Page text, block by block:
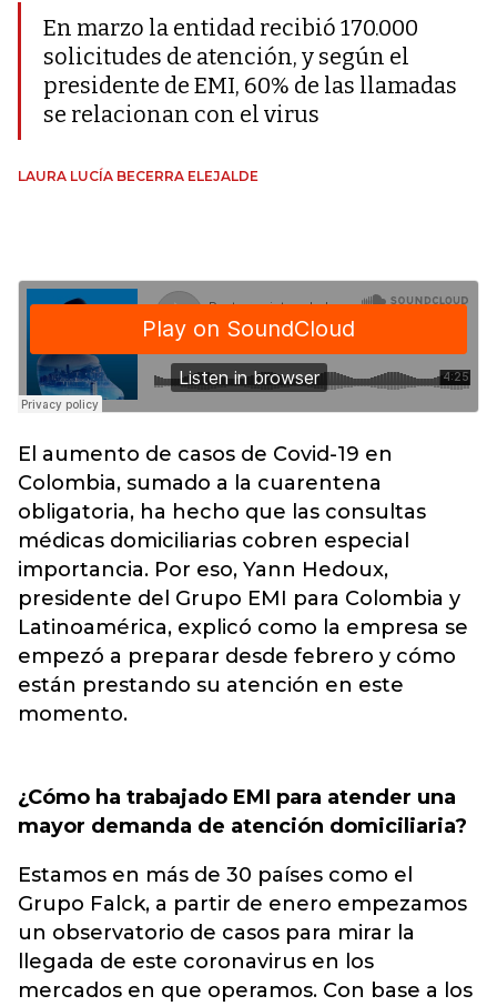
En marzo la entidad recibió 170.000
solicitudes de atención, y según el
presidente de EMI, 60% de las llamadas
se relacionan con el virus
LAURA LUCÍA BECERRA ELEJALDE
El aumento de casos de Covid-19 en
Colombia, sumado a la cuarentena
obligatoria, ha hecho que las consultas
médicas domiciliarias cobren especial
importancia. Por eso, Yann Hedoux,
presidente del Grupo EMI para Colombia y
Latinoamérica, explicó como la empresa se
empezó a preparar desde febrero y cómo
están prestando su atención en este
momento.
¿Cómo ha trabajado EMI para atender una
mayor demanda de atención domiciliaria?
Estamos en más de 30 países como el
Grupo Falck, a partir de enero empezamos
un observatorio de casos para mirar la
llegada de este coronavirus en los
mercados en que operamos. Con base a los